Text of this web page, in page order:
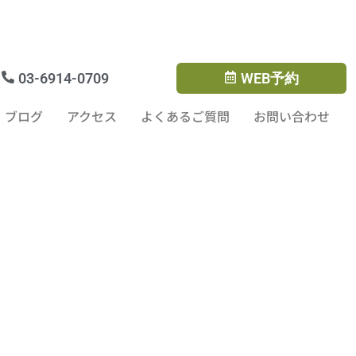
03-6914-0709 WEB予約
ブログ アクセス よくあるご質問 お問い合わせ